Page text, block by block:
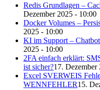
Redis Grundlagen –
Dezember 2025 - 10:00
Docker Volumes –
2025 - 10:00
KI im Support –
2025 - 10:00
2FA einfach erklärt:
ist sicher?17. Dezember
Excel SVERWEIS
WENNFEHLER15.